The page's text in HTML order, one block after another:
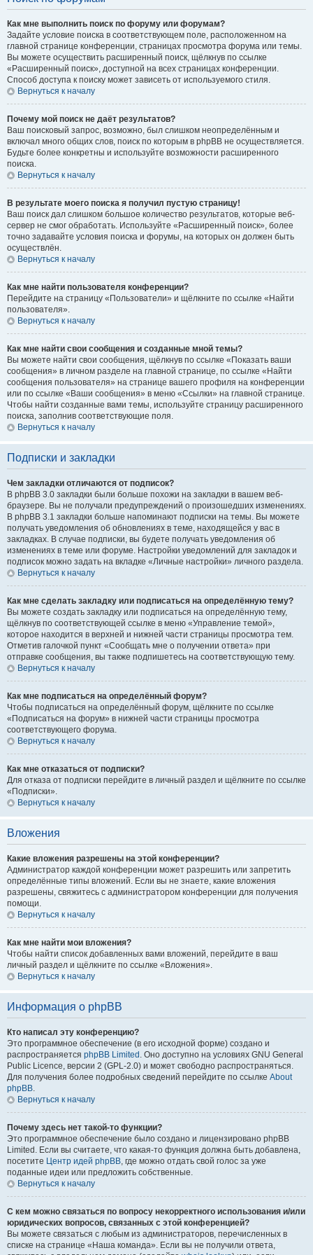
Как мне выполнить поиск по форуму или форумам?
Задайте условие поиска в соответствующем поле, расположенном на
главной странице конференции, страницах просмотра форума или темы.
Вы можете осуществить расширенный поиск, щёлкнув по ссылке
«Расширенный поиск», доступной на всех страницах конференции.
Способ доступа к поиску может зависеть от используемого стиля.
Вернуться к началу
Почему мой поиск не даёт результатов?
Ваш поисковый запрос, возможно, был слишком неопределённым и
включал много общих слов, поиск по которым в phpBB не осуществляется.
Будьте более конкретны и используйте возможности расширенного
поиска.
Вернуться к началу
В результате моего поиска я получил пустую страницу!
Ваш поиск дал слишком большое количество результатов, которые веб-
сервер не смог обработать. Используйте «Расширенный поиск», более
точно задавайте условия поиска и форумы, на которых он должен быть
осуществлён.
Вернуться к началу
Как мне найти пользователя конференции?
Перейдите на страницу «Пользователи» и щёлкните по ссылке «Найти
пользователя».
Вернуться к началу
Как мне найти свои сообщения и созданные мной темы?
Вы можете найти свои сообщения, щёлкнув по ссылке «Показать ваши
сообщения» в личном разделе на главной странице, по ссылке «Найти
сообщения пользователя» на странице вашего профиля на конференции
или по ссылке «Ваши сообщения» в меню «Ссылки» на главной странице.
Чтобы найти созданные вами темы, используйте страницу расширенного
поиска, заполнив соответствующие поля.
Вернуться к началу
Подписки и закладки
Чем закладки отличаются от подписок?
В phpBB 3.0 закладки были больше похожи на закладки в вашем веб-
браузере. Вы не получали предупреждений о произошедших изменениях.
В phpBB 3.1 закладки больше напоминают подписки на темы. Вы можете
получать уведомления об обновлениях в теме, находящейся у вас в
закладках. В случае подписки, вы будете получать уведомления об
изменениях в теме или форуме. Настройки уведомлений для закладок и
подписок можно задать на вкладке «Личные настройки» личного раздела.
Вернуться к началу
Как мне сделать закладку или подписаться на определённую тему?
Вы можете создать закладку или подписаться на определённую тему,
щёлкнув по соответствующей ссылке в меню «Управление темой»,
которое находится в верхней и нижней части страницы просмотра тем.
Отметив галочкой пункт «Сообщать мне о получении ответа» при
отправке сообщения, вы также подпишетесь на соответствующую тему.
Вернуться к началу
Как мне подписаться на определённый форум?
Чтобы подписаться на определённый форум, щёлкните по ссылке
«Подписаться на форум» в нижней части страницы просмотра
соответствующего форума.
Вернуться к началу
Как мне отказаться от подписки?
Для отказа от подписки перейдите в личный раздел и щёлкните по ссылке
«Подписки».
Вернуться к началу
Вложения
Какие вложения разрешены на этой конференции?
Администратор каждой конференции может разрешить или запретить
определённые типы вложений. Если вы не знаете, какие вложения
разрешены, свяжитесь с администратором конференции для получения
помощи.
Вернуться к началу
Как мне найти мои вложения?
Чтобы найти список добавленных вами вложений, перейдите в ваш
личный раздел и щёлкните по ссылке «Вложения».
Вернуться к началу
Информация о phpBB
Кто написал эту конференцию?
Это программное обеспечение (в его исходной форме) создано и
распространяется phpBB Limited . Оно доступно на условиях GNU General
Public Licence, версии 2 (GPL-2.0) и может свободно распространяться.
Для получения более подробных сведений перейдите по ссылке About
phpBB.
Вернуться к началу
Почему здесь нет такой-то функции?
Это программное обеспечение было создано и лицензировано phpBB
Limited. Если вы считаете, что какая-то функция должна быть добавлена,
посетите Центр идей phpBB, где можно отдать свой голос за уже
поданные идеи или предложить собственные.
Вернуться к началу
С кем можно связаться по вопросу некорректного использования и/или
юридических вопросов, связанных с этой конференцией?
Вы можете связаться с любым из администраторов, перечисленных в
списке на странице «Наша команда». Если вы не получили ответа,